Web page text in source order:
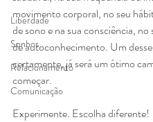
Liberdade
Sonhos
Relacionamento
Comunicação
movimento corporal, no seu
de sono e na sua consciência, no
de autoconhecimento. Um
certamente, já será um ótimo
começar.
Experimente. Escolha diferente!